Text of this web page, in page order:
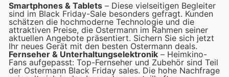
Smartphones & Tablets – Diese vielseitigen Begleiter
sind im Black Friday-Sale besonders gefragt. Kunden
schätzen die hochmoderne Technologie und die
attraktiven Preise, die Ostermann im Rahmen seiner
aktuellen Angebote präsentiert. Sichern Sie sich jetzt
Ihr neues Gerät mit den besten Ostermann deals.
Fernseher & Unterhaltungselektronik – Heimkino-
Fans aufgepasst: Top-Fernseher und Zubehör sind Teil
der Ostermann Black Friday sales. Die hohe Nachfrage